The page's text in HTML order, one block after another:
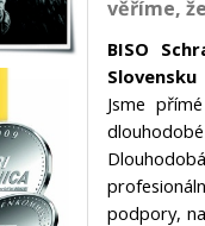
věříme,
BISO
Slovensku
Jsme
podpory,